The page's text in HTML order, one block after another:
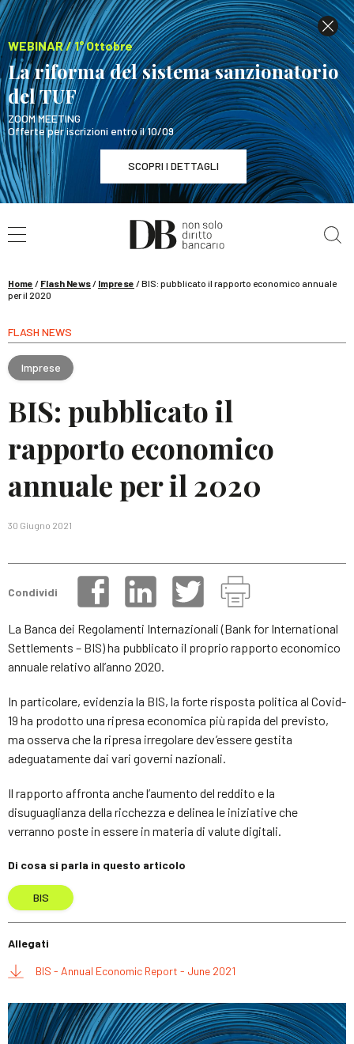
WEBINAR / 1° Ottobre
La riforma del sistema sanzionatorio
del TUF
ZOOM MEETING
Offerte per iscrizioni entro il 10/09
SCOPRI I DETTAGLI
WEBINAR / 1° Ottobre
La riforma del sistema sanzionatorio del TUF
Home / Flash News/ Imprese /BIS: pubblicato il rapporto economico annuale
per il 2020
FLASH NEWS
Imprese
BIS: pubblicato il
rapporto economico
annuale per il 2020
30 Giugno 2021
Condividi
La Banca dei Regolamenti Internazionali (Bank for International
Settlements – BIS) ha pubblicato il proprio rapporto economico
annuale relativo all’anno 2020.
In particolare, evidenzia la BIS, la forte risposta politica al Covid-
19 ha prodotto una ripresa economica più rapida del previsto,
ma osserva che la ripresa irregolare dev’essere gestita
adeguatamente dai vari governi nazionali.
Il rapporto affronta anche l’aumento del reddito e la
disuguaglianza della ricchezza e delinea le iniziative che
verranno poste in essere in materia di valute digitali.
Di cosa si parla in questo articolo
BIS
Allegati
BIS - Annual Economic Report - June 2021